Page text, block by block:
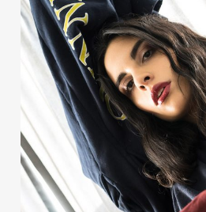
Home
Cover Story
Publicidad
Contacto